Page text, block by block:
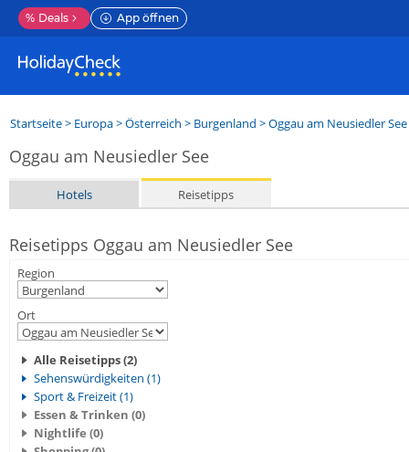
% Deals App öffnen
Startseite> Europa>Österreich > Burgenland >Oggau am Neusiedler See
Oggau am Neusiedler See
Hotels Reisetipps
Reisetipps Oggau am Neusiedler See
Region
Ort
Alle Reisetipps (2)
Sehenswürdigkeiten (1)
Sport & Freizeit (1)
Essen & Trinken (0)
Nightlife (0)